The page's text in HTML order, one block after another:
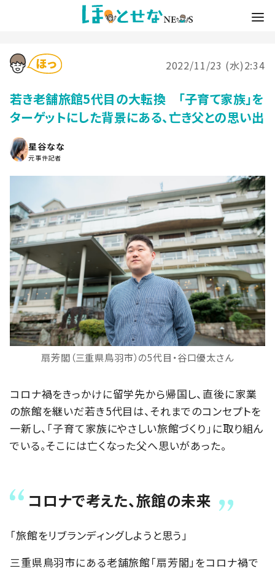
2022/11/23 (水)2:34
若き老舗旅館5代目の大転換 「子育て家族」を
ターゲットにした背景にある、亡き父との思い出
星谷なな
元事件記者
扇芳閣（三重県鳥羽市）の5代目・谷口優太さん
コロナ禍をきっかけに留学先から帰国し、直後に家業
の旅館を継いだ若き5代目は、それまでのコンセプトを
一新し、「子育て家族にやさしい旅館づくり」に取り組ん
でいる。そこには亡くなった父へ思いがあった。
コロナで考えた、旅館の未来
「旅館をリブランディングしようと思う」
三重県鳥羽市にある老舗旅館「扇芳閣」をコロナ禍で